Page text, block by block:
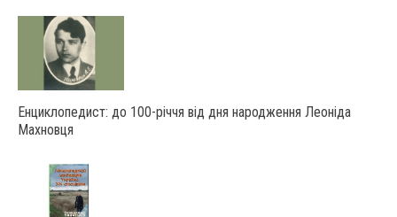
Енциклопедист: до 100-річчя від дня народження Леоніда
Махновця